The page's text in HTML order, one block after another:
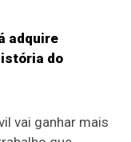
adquire
do
vai ganhar mais